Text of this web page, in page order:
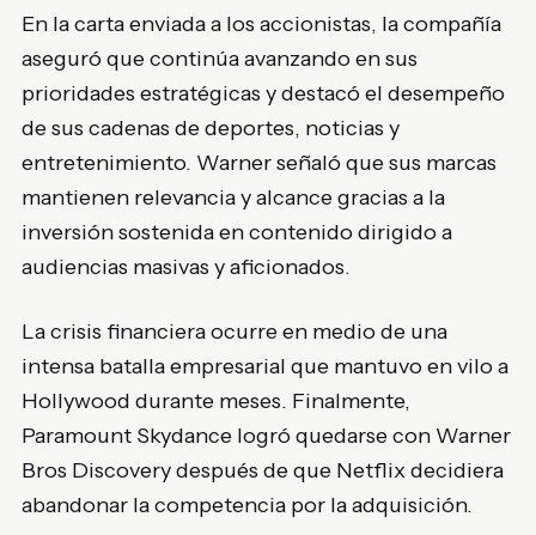
En la carta enviada a los accionistas, la compañía
aseguró que continúa avanzando en sus
prioridades estratégicas y destacó el desempeño
de sus cadenas de deportes, noticias y
entretenimiento. Warner señaló que sus marcas
mantienen relevancia y alcance gracias a la
inversión sostenida en contenido dirigido a
audiencias masivas y aficionados.
La crisis financiera ocurre en medio de una
intensa batalla empresarial que mantuvo en vilo a
Hollywood durante meses. Finalmente,
Paramount Skydance logró quedarse con Warner
Bros Discovery después de que Netflix decidiera
abandonar la competencia por la adquisición.